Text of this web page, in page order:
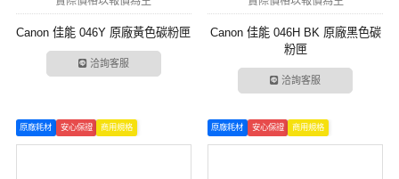
Canon 佳能 046Y 原廠黃色碳粉匣
洽詢客服
Canon 佳能 046H BK 原廠黑色碳
粉匣
洽詢客服
原廠耗材 安心保證 商用規格 原廠耗材 安心保證 商用規格